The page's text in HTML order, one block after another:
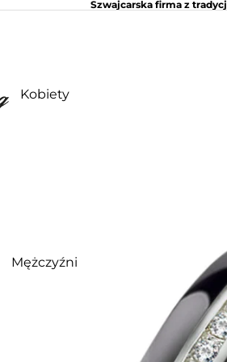
Szwajcarska firma z
Kobiety
Mężczyźni